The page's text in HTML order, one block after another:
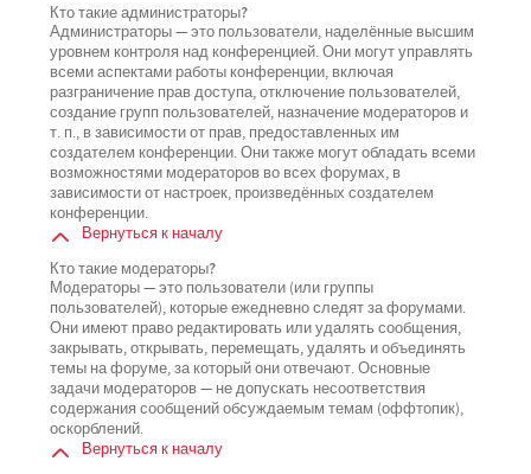
Кто такие администраторы?
Администраторы — это пользователи, наделённые высшим
уровнем контроля над конференцией. Они могут управлять
всеми аспектами работы конференции, включая
разграничение прав доступа, отключение пользователей,
создание групп пользователей, назначение модераторов и
т. п., в зависимости от прав, предоставленных им
создателем конференции. Они также могут обладать всеми
возможностями модераторов во всех форумах, в
зависимости от настроек, произведённых создателем
конференции.
Вернуться к началу
Кто такие модераторы?
Модераторы — это пользователи (или группы
пользователей), которые ежедневно следят за форумами.
Они имеют право редактировать или удалять сообщения,
закрывать, открывать, перемещать, удалять и объединять
темы на форуме, за который они отвечают. Основные
задачи модераторов — не допускать несоответствия
содержания сообщений обсуждаемым темам (оффтопик),
оскорблений.
Вернуться к началу